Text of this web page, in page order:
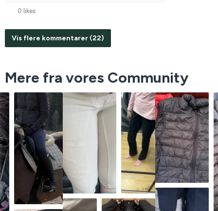
0 likes
Vis flere kommentarer (22)
Mere fra vores Community